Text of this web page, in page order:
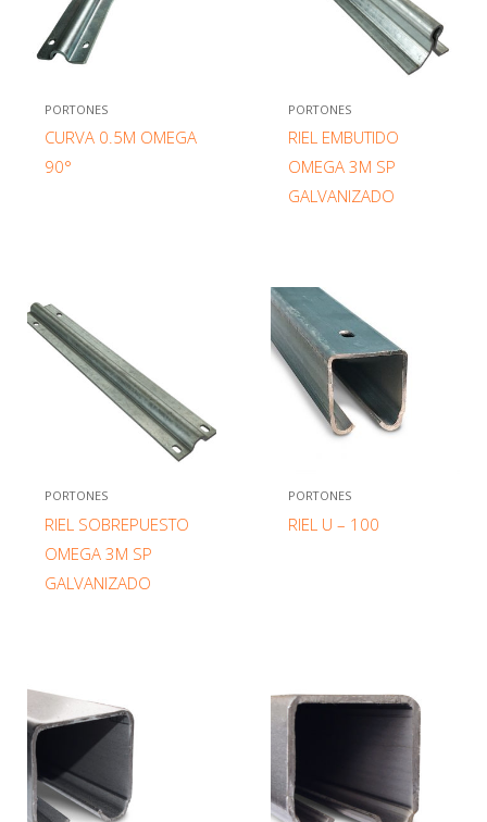
PORTONES
CURVA 0.5M OMEGA
90°
PORTONES
RIEL EMBUTIDO
OMEGA 3M SP
GALVANIZADO
PORTONES
RIEL SOBREPUESTO
OMEGA 3M SP
GALVANIZADO
PORTONES
RIEL U – 100